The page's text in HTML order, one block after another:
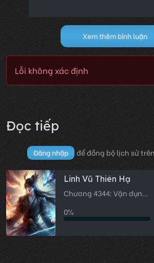
Xem thêm bình luận
Lỗi không xác định
Đọc tiếp
Đăng nhập để đồng bộ lịch sử
Linh Vũ Thiên Hạ
Chương 4344: Vận dụng
0%